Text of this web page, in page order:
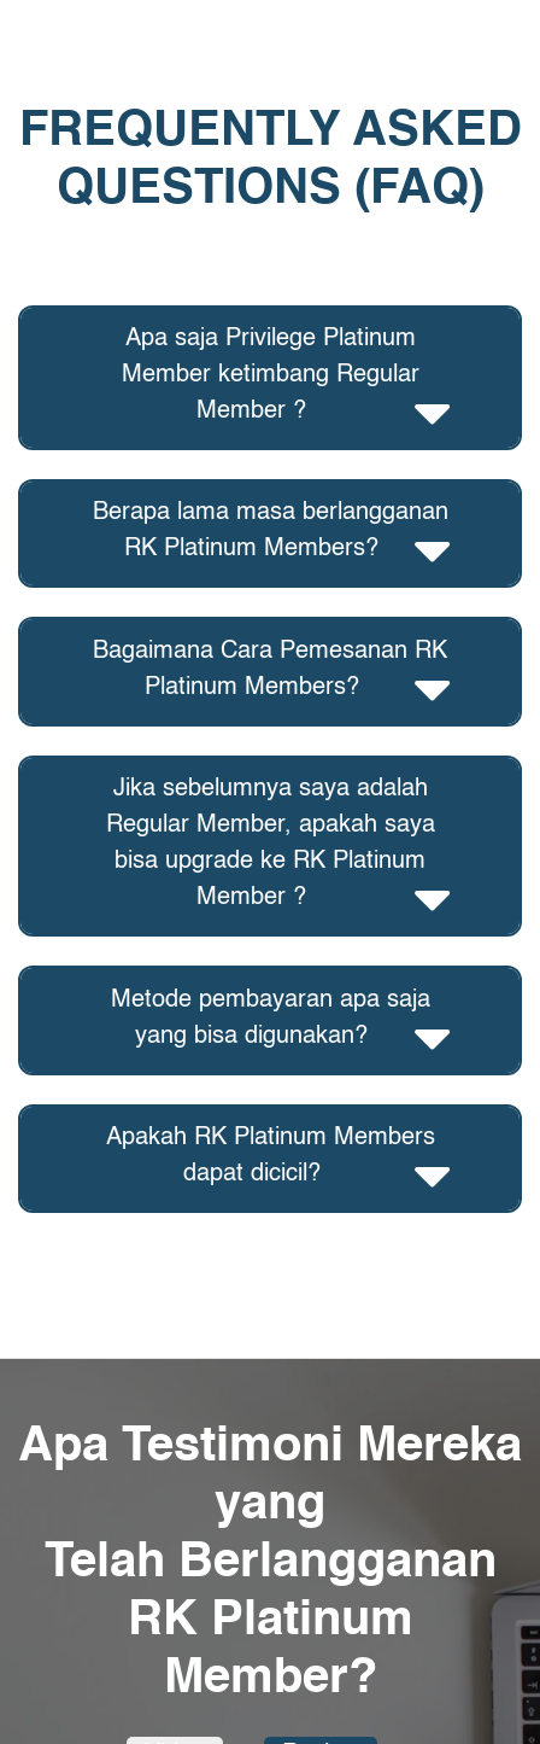
FREQUENTLY ASKED
QUESTIONS (FAQ)
Apa saja Privilege Platinum
Member ketimbang Regular
Member ?
Berapa lama masa berlangganan
RK Platinum Members?
Bagaimana Cara Pemesanan RK
Platinum Members?
Jika sebelumnya saya adalah
Regular Member, apakah saya
bisa upgrade ke RK Platinum
Member ?
Metode pembayaran apa saja
yang bisa digunakan?
Apakah RK Platinum Members
dapat dicicil?
Apa Testimoni Mereka
yang
Telah Berlangganan
RK Platinum
Member?